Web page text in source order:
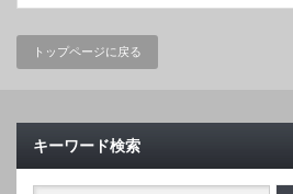
トップページに戻る
キーワード検索